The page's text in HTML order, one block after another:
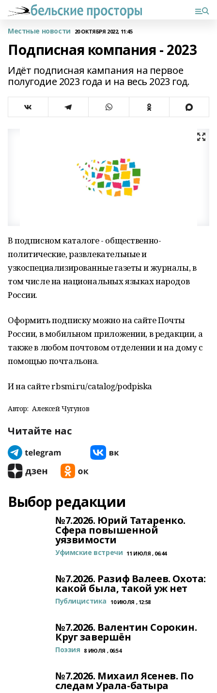
Местные новости 20 ОКТЯБРЯ 2022, 11:45
Подписная компания - 2023
Идёт подписная кампания на первое
полугодие 2023 года и на весь 2023 год.
В подписном каталоге - общественно-
политические, развлекательные и
узкоспециализированные газеты и журналы, в
том числе на национальных языках народов
России.
Оформить подписку можно на сайте Почты
России, в мобильном приложении, в редакции, а
также в любом почтовом отделении и на дому с
помощью почтальона.
И на сайте rbsmi.ru/catalog/podpiska
Автор: Алексей Чугунов
Читайте нас
Выбор редакции
№7.2026. Юрий Татаренко.
Сфера повышенной
уязвимости
Уфимские встречи 11 ИЮЛЯ , 06:44
№7.2026. Разиф Валеев. Охота:
какой была, такой уж нет
Публицистика 10 ИЮЛЯ , 12:58
№7.2026. Валентин Сорокин.
Круг завершён
Поэзия 8 ИЮЛЯ , 06:54
№7.2026. Михаил Ясенев. По
следам Урала-батыра